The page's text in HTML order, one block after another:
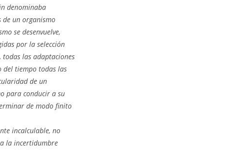
denominaba
de un organismo
se desenvuelve,
por la selección
las adaptaciones
del tiempo todas las
de un
para conducir a su
de modo finito
incalculable, no
la incertidumbre